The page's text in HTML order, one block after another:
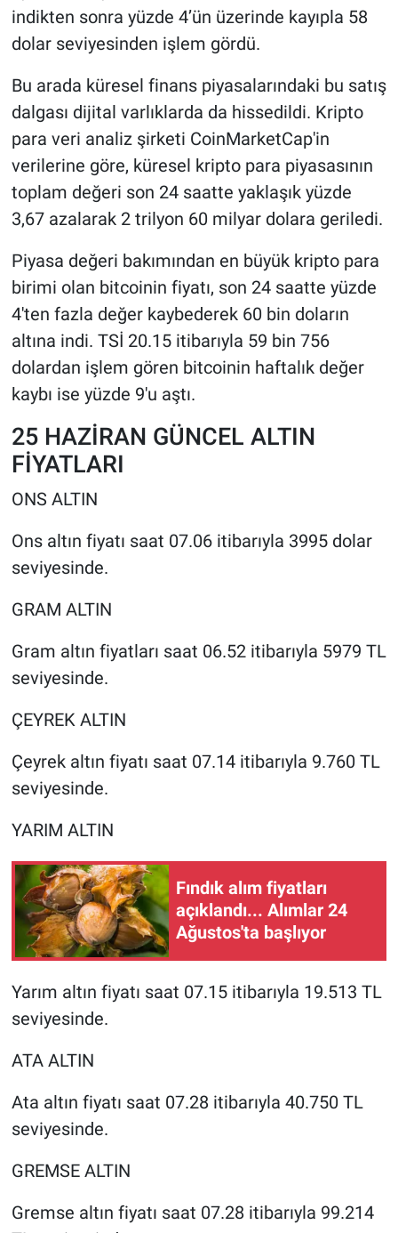
indikten sonra yüzde 4’ün üzerinde kayıpla 58
dolar seviyesinden işlem gördü.
Bu arada küresel finans piyasalarındaki bu satış
dalgası dijital varlıklarda da hissedildi. Kripto
para veri analiz şirketi CoinMarketCap'in
verilerine göre, küresel kripto para piyasasının
toplam değeri son 24 saatte yaklaşık yüzde
3,67 azalarak 2 trilyon 60 milyar dolara geriledi.
Piyasa değeri bakımından en büyük kripto para
birimi olan bitcoinin fiyatı, son 24 saatte yüzde
4'ten fazla değer kaybederek 60 bin doların
altına indi. TSİ 20.15 itibarıyla 59 bin 756
dolardan işlem gören bitcoinin haftalık değer
kaybı ise yüzde 9'u aştı.
25 HAZİRAN GÜNCEL ALTIN
FİYATLARI
ONS ALTIN
Ons altın fiyatı saat 07.06 itibarıyla 3995 dolar
seviyesinde.
GRAM ALTIN
Gram altın fiyatları saat 06.52 itibarıyla 5979 TL
seviyesinde.
ÇEYREK ALTIN
Çeyrek altın fiyatı saat 07.14 itibarıyla 9.760 TL
seviyesinde.
YARIM ALTIN
Fındık alım fiyatları
açıklandı... Alımlar 24
Ağustos'ta başlıyor
Yarım altın fiyatı saat 07.15 itibarıyla 19.513 TL
seviyesinde.
ATA ALTIN
Ata altın fiyatı saat 07.28 itibarıyla 40.750 TL
seviyesinde.
GREMSE ALTIN
Gremse altın fiyatı saat 07.28 itibarıyla 99.214